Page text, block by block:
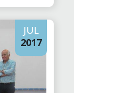
JUL
2017